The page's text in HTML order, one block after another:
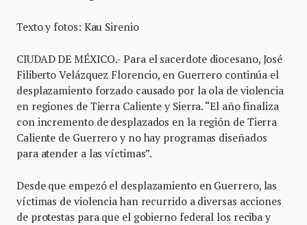
Texto y fotos: Kau Sirenio
CIUDAD DE MÉXICO.- Para el sacerdote diocesano, José
Filiberto Velázquez Florencio, en Guerrero continúa el
desplazamiento forzado causado por la ola de violencia
en regiones de Tierra Caliente y Sierra. “El año finaliza
con incremento de desplazados en la región de Tierra
Caliente de Guerrero y no hay programas diseñados
para atender a las víctimas”.
Desde que empezó el desplazamiento en Guerrero, las
víctimas de violencia han recurrido a diversas acciones
de protestas para que el gobierno federal los reciba y